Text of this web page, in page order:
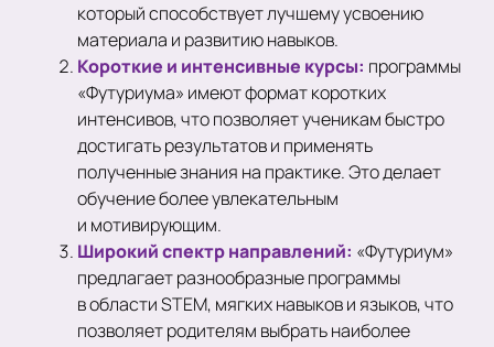
который способствует лучшему усвоению
материала и развитию навыков.
Короткие и интенсивные курсы: программы
«Футуриума» имеют формат коротких
интенсивов, что позволяет ученикам быстро
достигать результатов и применять
полученные знания на практике. Это делает
обучение более увлекательным
и мотивирующим.
Широкий спектр направлений: «Футуриум»
предлагает разнообразные программы
в области STEM, мягких навыков и языков, что
позволяет родителям выбрать наиболее